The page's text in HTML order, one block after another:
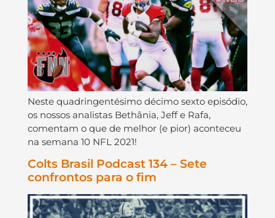
Neste quadringentésimo décimo sexto episódio,
os nossos analistas Bethânia, Jeff e Rafa,
comentam o que de melhor (e pior) aconteceu
na semana 10 NFL 2021!
Colts Brasil Podcast 134 – Sete
confrontos para o fim